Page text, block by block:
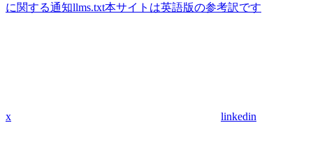
に関する通知llms.txt本サイトは英語版の参考訳です
x linkedin